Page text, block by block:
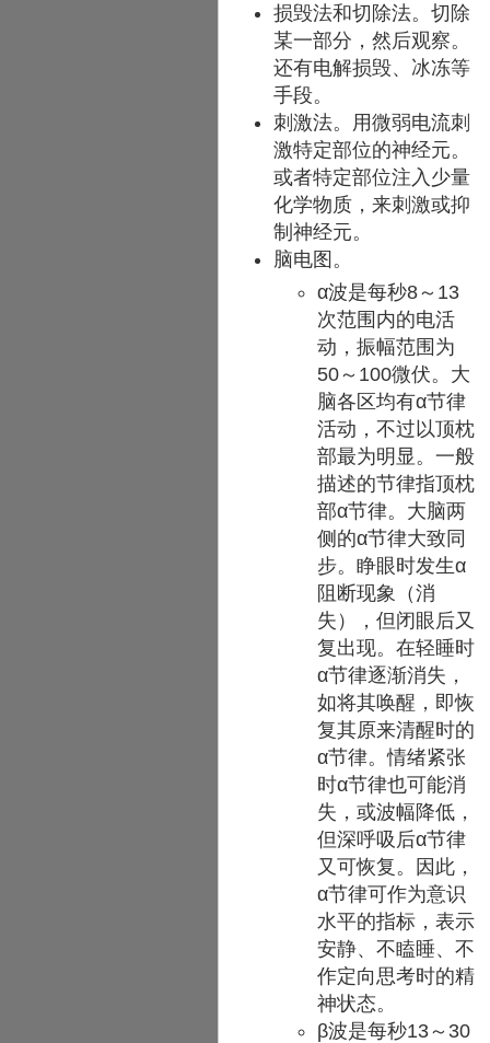
损毁法和切除法。切除
某一部分，然后观察。
还有电解损毁、冰冻等
手段。
刺激法。用微弱电流刺
激特定部位的神经元。
或者特定部位注入少量
化学物质，来刺激或抑
制神经元。
脑电图。
α波是每秒8～13
次范围内的电活
动，振幅范围为
50～100微伏。大
脑各区均有α节律
活动，不过以顶枕
部最为明显。一般
描述的节律指顶枕
部α节律。大脑两
侧的α节律大致同
步。睁眼时发生α
阻断现象（消
失），但闭眼后又
复出现。在轻睡时
α节律逐渐消失，
如将其唤醒，即恢
复其原来清醒时的
α节律。情绪紧张
时α节律也可能消
失，或波幅降低，
但深呼吸后α节律
又可恢复。因此，
α节律可作为意识
水平的指标，表示
安静、不瞌睡、不
作定向思考时的精
神状态。
β波是每秒13～30